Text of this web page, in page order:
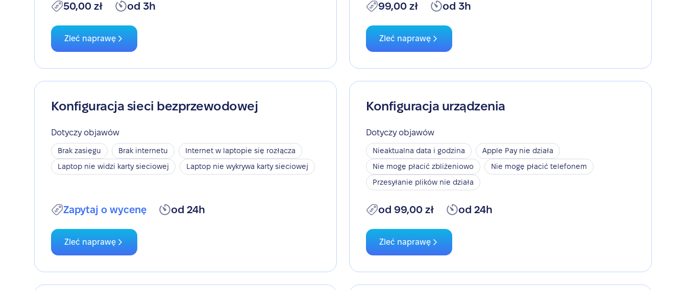
50,00 zł od 3h
Zleć naprawę
99,00 zł od 3h
Zleć naprawę
Konfiguracja sieci bezprzewodowej
Dotyczy objawów
Brak zasięgu Brak internetu
Internet w laptopie się rozłącza
Laptop nie widzi karty sieciowej
Laptop nie wykrywa karty sieciowej
Zapytaj o wycenę od 24h
Zleć naprawę
Konfiguracja urządzenia
Dotyczy objawów
Nieaktualna data i godzina
Apple Pay nie działa
Nie mogę płacić zbliżeniowo
Nie mogę płacić telefonem
Przesyłanie plików nie działa
od 99,00 zł od 24h
Zleć naprawę